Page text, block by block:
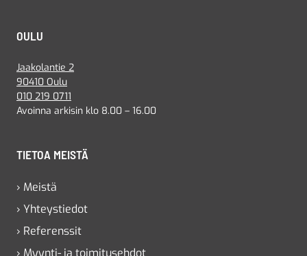
OULU
Jaakolantie 2
90410 Oulu
010 219 0711
Avoinna arkisin klo 8.00 – 16.00
TIETOA MEISTÄ
› Meistä
› Yhteystiedot
› Referenssit
› Myynti- ja toimitusehdot